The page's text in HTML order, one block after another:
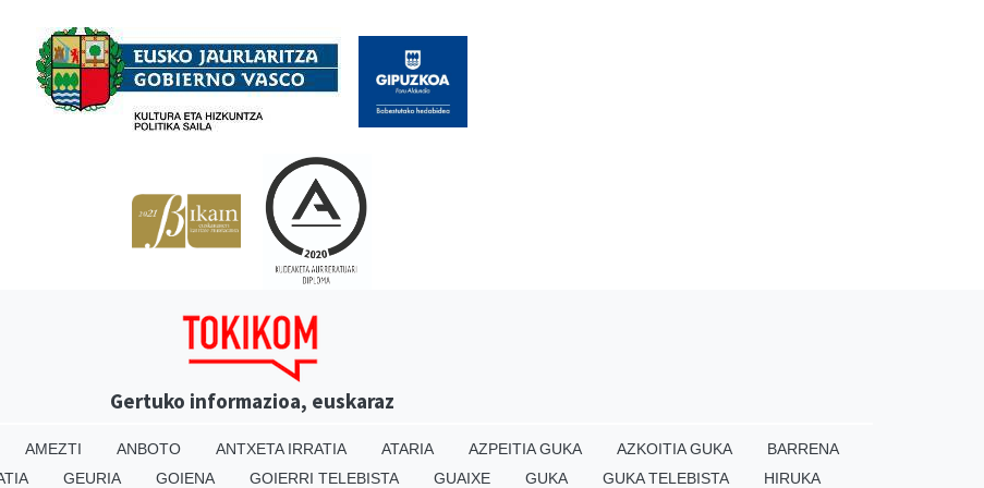
Gertuko informazioa, euskaraz
AMEZTI ANBOTO ANTXETA IRRATIA ATARIA AZPEITIA GUKA AZKOITIA GUKA
BARRENA
GEURIA GOIENA GOIERRI TELEBISTA GUAIXE GUKA GUKA TELEBISTA HIRUKA